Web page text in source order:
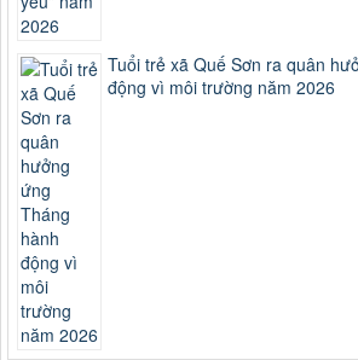
Tuổi trẻ xã Quế Sơn ra quân
động vì môi trường năm 2026